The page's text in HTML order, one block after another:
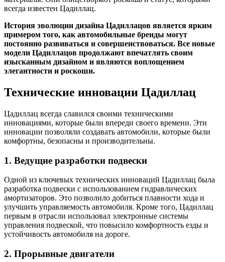
всегда известен Цадиллац.
История эволюции дизайна Цадиллацов является ярким
примером того, как автомобильные бренды могут
постоянно развиваться и совершенствоваться. Все новые
модели Цадиллацов продолжают впечатлять своим
изысканным дизайном и являются воплощением
элегантности и роскоши.
Технические инновации Цадиллац
Цадиллац всегда славился своими техническими
инновациями, которые были впереди своего времени. Эти
инновации позволяли создавать автомобили, которые были
комфортны, безопасны и производительны.
1. Ведущие разработки подвески
Одной из ключевых технических инноваций Цадиллац была
разработка подвески с использованием гидравлических
амортизаторов. Это позволило добиться плавности хода и
улучшить управляемость автомобиля. Кроме того, Цадиллац
первым в отрасли использовал электронные системы
управления подвеской, что повысило комфортность езды и
устойчивость автомобиля на дороге.
2. Прорывные двигатели